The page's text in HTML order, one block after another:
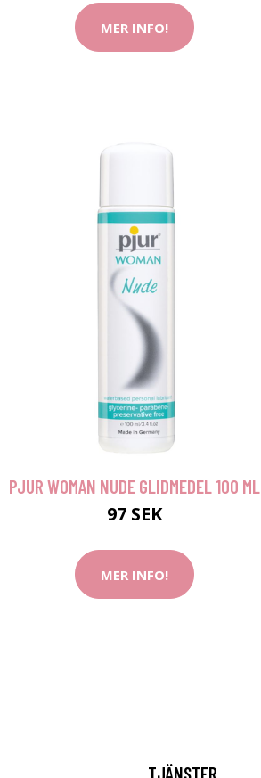
MER INFO!
PJUR WOMAN NUDE GLIDMEDEL 100 ML
97 SEK
MER INFO!
TJÄNSTER